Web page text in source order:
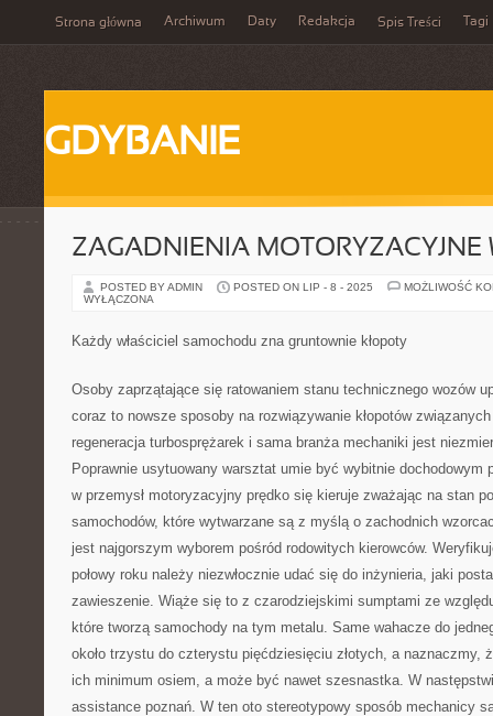
Strona główna Archiwum Daty Redakcja Spis Treści Tagi
GDYBANIE
ZAGADNIENIA MOTORYZACYJNE
POSTED BY ADMIN POSTED ON LIP - 8 - 2025
MOŻLIWOŚĆ
WYŁĄCZONA
Każdy właściciel samochodu zna gruntownie kłopoty
Osoby zaprzątające się ratowaniem stanu technicznego wozów
coraz to nowsze sposoby na rozwiązywanie kłopotów
regeneracja turbosprężarek i sama branża mechaniki jest
Poprawnie usytuowany warsztat umie być wybitnie dochodowym
w przemysł motoryzacyjny prędko się kieruje zważając na stan
samochodów, które wytwarzane są z myślą o zachodnich
jest najgorszym wyborem pośród rodowitych kierowców.
połowy roku należy niezwłocznie udać się do inżynieria, jaki
zawieszenie. Wiąże się to z czarodziejskimi sumptami ze
które tworzą samochody na tym metalu. Same wahacze do
około trzystu do czterystu pięćdziesięciu złotych, a naznaczmy,
ich minimum osiem, a może być nawet szesnastka. W
assistance poznań. W ten oto stereotypowy sposób mechanicy